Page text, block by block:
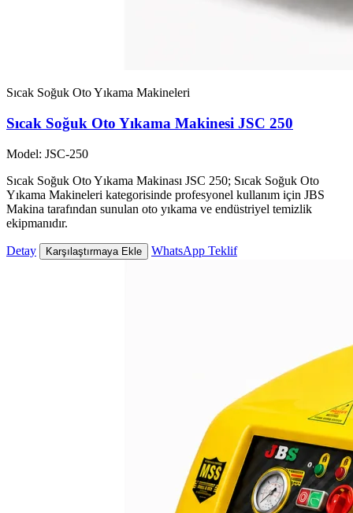
Sıcak Soğuk Oto Yıkama Makineleri
Sıcak Soğuk Oto Yıkama Makinesi JSC 250
Model: JSC-250
Sıcak Soğuk Oto Yıkama Makinası JSC 250; Sıcak Soğuk Oto
Yıkama Makineleri kategorisinde profesyonel kullanım için JBS
Makina tarafından sunulan oto yıkama ve endüstriyel temizlik
ekipmanıdır.
Detay Karşılaştırmaya Ekle WhatsApp Teklif